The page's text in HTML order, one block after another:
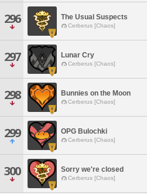
296 The Usual Suspects
Cerberus [Chaos]
297 Lunar Cry
Cerberus [Chaos]
298 Bunnies on the Moon
Cerberus [Chaos]
299 OPG Bulochki
Cerberus [Chaos]
300 Sorry we're closed
Cerberus [Chaos]